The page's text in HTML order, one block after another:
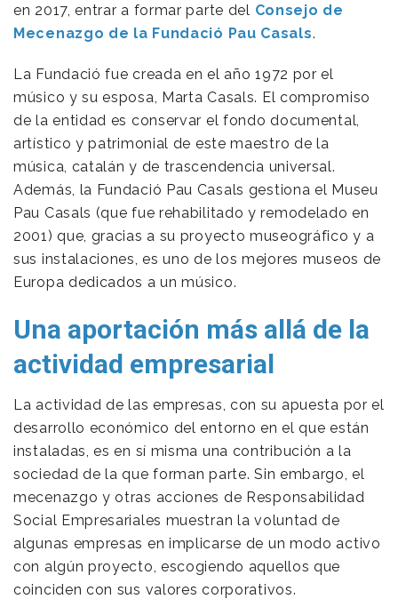
en 2017, entrar a formar parte del Consejo de
Mecenazgo de la Fundació Pau Casals.
La Fundació fue creada en el año 1972 por el
músico y su esposa, Marta Casals. El compromiso
de la entidad es conservar el fondo documental,
artístico y patrimonial de este maestro de la
música, catalán y de trascendencia universal.
Además, la Fundació Pau Casals gestiona el Museu
Pau Casals (que fue rehabilitado y remodelado en
2001) que, gracias a su proyecto museográfico y a
sus instalaciones, es uno de los mejores museos de
Europa dedicados a un músico.
Una aportación más allá de la
actividad empresarial
La actividad de las empresas, con su apuesta por el
desarrollo económico del entorno en el que están
instaladas, es en sí misma una contribución a la
sociedad de la que forman parte. Sin embargo, el
mecenazgo y otras acciones de Responsabilidad
Social Empresariales muestran la voluntad de
algunas empresas en implicarse de un modo activo
con algún proyecto, escogiendo aquellos que
coinciden con sus valores corporativos.